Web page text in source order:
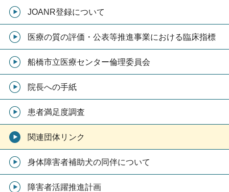
JOANR登録について
医療の質の評価・公表等推進事業における臨床指標
船橋市立医療センター倫理委員会
院長への手紙
患者満足度調査
関連団体リンク
身体障害者補助犬の同伴について
障害者活躍推進計画